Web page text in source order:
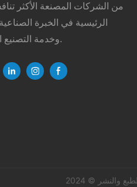
من الشركات المصنعة الأكثر
الرئيسية في الخبرة
وخدمة التصنيع المخصصة المتميزة.